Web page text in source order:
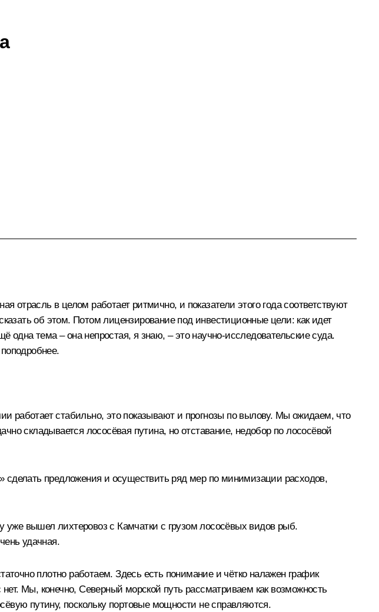
отрасль в целом работает ритмично, и показатели этого года соответствуют
об этом. Потом лицензирование под инвестиционные цели: как идет
одна тема – она непростая, я знаю, – это научно‑исследовательские суда.
работает стабильно, это показывают и прогнозы по вылову. Мы ожидаем, что
складывается лососёвая путина, но отставание, недобор по лососёвой
предложения и осуществить ряд мер по минимизации расходов,
вышел лихтеровоз с Камчатки с грузом лососёвых видов рыб.
удачная.
плотно работаем. Здесь есть понимание и чётко налажен график
Мы, конечно, Северный морской путь рассматриваем как возможность
путину, поскольку портовые мощности не справляются.